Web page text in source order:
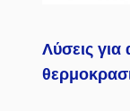
Λύσεις